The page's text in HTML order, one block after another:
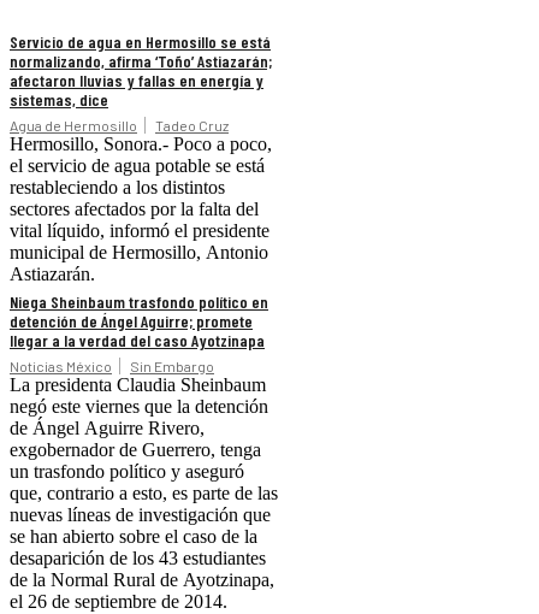
Servicio de agua en Hermosillo se está
normalizando, afirma ‘Toño’ Astiazarán;
afectaron lluvias y fallas en energía y
sistemas, dice
Agua de Hermosillo Tadeo Cruz
Hermosillo, Sonora.- Poco a poco,
el servicio de agua potable se está
restableciendo a los distintos
sectores afectados por la falta del
vital líquido, informó el presidente
municipal de Hermosillo, Antonio
Astiazarán.
Niega Sheinbaum trasfondo político en
detención de Ángel Aguirre; promete
llegar a la verdad del caso Ayotzinapa
Noticias México Sin Embargo
La presidenta Claudia Sheinbaum
negó este viernes que la detención
de Ángel Aguirre Rivero,
exgobernador de Guerrero, tenga
un trasfondo político y aseguró
que, contrario a esto, es parte de las
nuevas líneas de investigación que
se han abierto sobre el caso de la
desaparición de los 43 estudiantes
de la Normal Rural de Ayotzinapa,
el 26 de septiembre de 2014.